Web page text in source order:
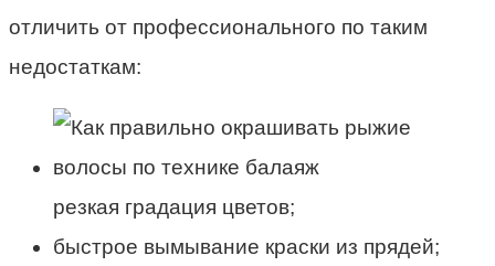
отличить от профессионального по таким
недостаткам:
резкая градация цветов;
быстрое вымывание краски из прядей;